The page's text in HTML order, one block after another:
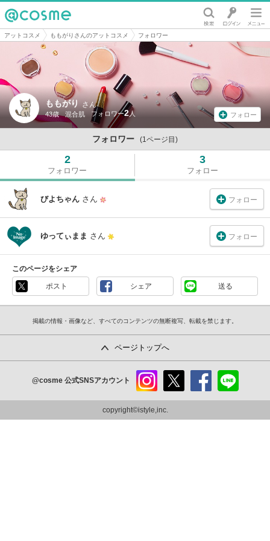
@cosme
アットコスメ ももがりさんのアットコスメ フォロワー
ももがり さん
43歳 混合肌 2 フォロー
フォロワー (1ページ目)
2
フォロワー
3
フォロー
びよちゃん さん フォロー
ゆってぃまま さん フォロー
このページをシェア
ポスト シェア 送る
掲載の情報・画像など、すべてのコンテンツの無断複写、転載を禁じます。
ページトップへ
@cosme 公式SNSアカウント
ram
copyright©istyle,inc.